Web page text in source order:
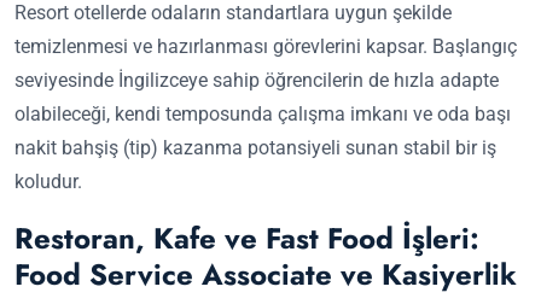
Resort otellerde odaların standartlara uygun şekilde
temizlenmesi ve hazırlanması görevlerini kapsar. Başlangıç
seviyesinde İngilizceye sahip öğrencilerin de hızla adapte
olabileceği, kendi temposunda çalışma imkanı ve oda başı
nakit bahşiş (tip) kazanma potansiyeli sunan stabil bir iş
koludur.
Restoran, Kafe ve Fast Food İşleri:
Food Service Associate ve Kasiyerlik